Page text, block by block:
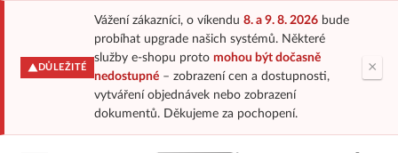
DŮLEŽITÉ
Vážení zákazníci, o víkendu 8. a 9. 8. 2026bude
probíhat upgrade našich systémů. Některé
služby e-shopu proto mohou být dočasně
nedostupné– zobrazení cen a dostupnosti,
vytváření objednávek nebo zobrazení
dokumentů. Děkujeme za pochopení.
×